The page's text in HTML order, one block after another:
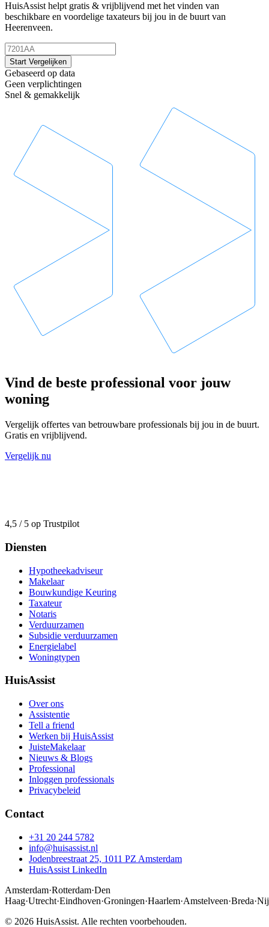
HuisAssist helpt gratis & vrijblijvend met het vinden van
beschikbare en voordelige taxateurs bij jou in de buurt van
Heerenveen.
Start Vergelijken
Gebaseerd op data
Geen verplichtingen
Snel & gemakkelijk
Vind de beste professional voor jouw
woning
Vergelijk offertes van betrouwbare professionals bij jou in de buurt.
Gratis en vrijblijvend.
Vergelijk nu
4,5 / 5 op Trustpilot
Diensten
Hypotheekadviseur
Makelaar
Bouwkundige Keuring
Taxateur
Notaris
Verduurzamen
Subsidie verduurzamen
Energielabel
Woningtypen
HuisAssist
Over ons
Assistentie
Tell a friend
Werken bij HuisAssist
JuisteMakelaar
Nieuws & Blogs
Professional
Inloggen professionals
Privacybeleid
Contact
+31 20 244 5782
info@huisassist.nl
Jodenbreestraat 25, 1011 PZ Amsterdam
HuisAssist LinkedIn
Amsterdam·Rotterdam·Den
Haag·Utrecht·Eindhoven·Groningen·Haarlem·Amstelveen·Breda·
© 2026 HuisAssist. Alle rechten voorbehouden.